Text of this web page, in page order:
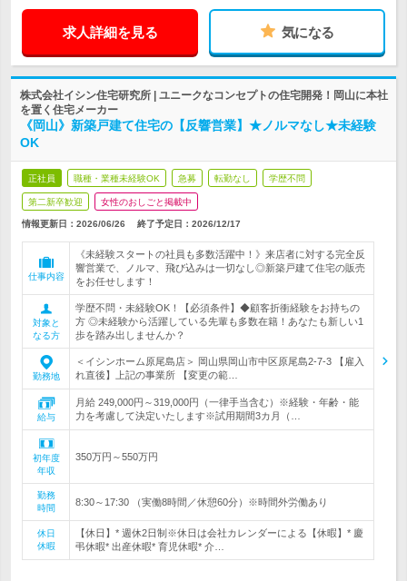
求人詳細を見る 気になる
株式会社イシン住宅研究所 | ユニークなコンセプトの住宅開発！岡山に本社
を置く住宅メーカー
《岡山》新築戸建て住宅の【反響営業】★ノルマなし★未経験
OK
正社員 職種・業種未経験OK 急募 転勤なし 学歴不問
第二新卒歓迎 女性のおしごと掲載中
情報更新日：2026/06/26 終了予定日： 2026/12/17
仕事内容
《未経験スタートの社員も多数活躍中！》来店者に対する完全反
響営業で、ノルマ、飛び込みは一切なし◎新築戸建て住宅の販売
をお任せします！
対象と
なる方
学歴不問・未経験OK！【必須条件】◆顧客折衝経験をお持ちの
方 ◎未経験から活躍している先輩も多数在籍！あなたも新しい1
歩を踏み出しませんか？
勤務地
＜イシンホーム原尾島店＞ 岡山県岡山市中区原尾島2-7-3 【雇入
れ直後】上記の事業所 【変更の範…
給与
月給 249,000円～319,000円（一律手当含む）※経験・年齢・能
力を考慮して決定いたします※試用期間3カ月（…
初年度
年収
350万円～550万円
勤務
時間
8:30～17:30 （実働8時間／休憩60分）※時間外労働あり
休日
休暇
【休日】* 週休2日制※休日は会社カレンダーによる【休暇】* 慶
弔休暇* 出産休暇* 育児休暇* 介…